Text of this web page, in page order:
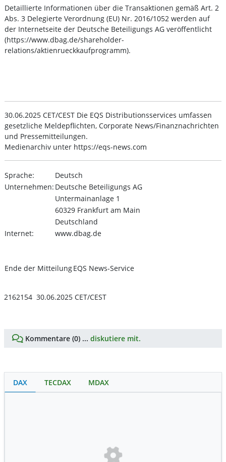
Detaillierte Informationen über die Transaktionen gemäß Art. 2
Abs. 3 Delegierte Verordnung (EU) Nr. 2016/1052 werden auf
der Internetseite der Deutsche Beteiligungs AG veröffentlicht
(https://www.dbag.de/shareholder-
relations/aktienrueckkaufprogramm).
30.06.2025 CET/CEST Die EQS Distributionsservices umfassen
gesetzliche Meldepflichten, Corporate News/Finanznachrichten
und Pressemitteilungen.
Medienarchiv unter https://eqs-news.com
Sprache:
Deutsch
Unternehmen: Deutsche Beteiligungs AG
Untermainanlage 1
60329 Frankfurt am Main
Deutschland
Internet:
www.dbag.de
Ende der MitteilungEQS News-Service
2162154 30.06.2025 CET/CEST
Kommentare (0) ... diskutiere mit.
DAX TECDAX MDAX